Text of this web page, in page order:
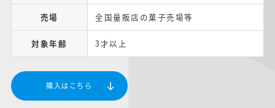
売場 全国量販店の菓子売場等
対象年齢 3才以上
購入はこちら